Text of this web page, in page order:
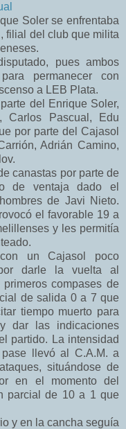
Soler se enfrentaba
filial del club que milita
pues ambos
permanecer con
a LEB Plata.
del Enrique Soler,
Carlos Pascual, Edu
por parte del Cajasol
Adrián Camino,
canastas por parte de
de ventaja dado el
de Javi Nieto.
el favorable 19 a
y les permitía
un Cajasol poco
darle la vuelta al
compases de
de salida 0 a 7 que
tiempo muerto para
dar las indicaciones
partido. La intensidad
llevó al C.A.M. a
situándose de
en el momento del
parcial de 10 a 1 que
y en la cancha seguía